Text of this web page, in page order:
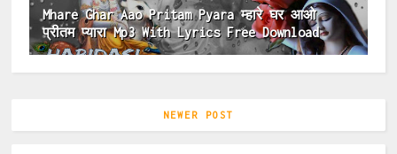
Mhare Ghar Aao Pritam Pyara म्हारे घर आओ
प्रीतम प्यारा Mp3 With Lyrics Free Download
NEWER POST